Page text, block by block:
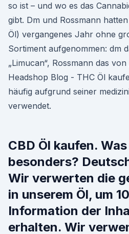
so ist – und wo es das
gibt. Dm und Rossmann
Öl) vergangenes Jahr ohne
Sortiment aufgenommen: dm
„Limucan“, Rossmann das
Headshop Blog - THC Öl
häufig aufgrund seiner
verwendet.
CBD Öl kaufen.
besonders?
Wir verwerten die
in unserem Öl, um
Information der
erhalten. Wir